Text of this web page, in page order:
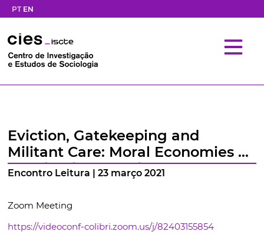
PT EN
Eviction, Gatekeeping and
Militant Care: Moral Economies of
Housing in Austerity London
Encontro Leitura | 23 março 2021
Zoom Meeting
https://videoconf-colibri.zoom.us/j/82403155854